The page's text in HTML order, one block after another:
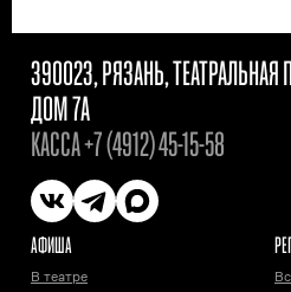
390023, РЯЗАНЬ,
ДОМ 7А
КАССА+7 (4912) 45-15-58
АФИША
В театре